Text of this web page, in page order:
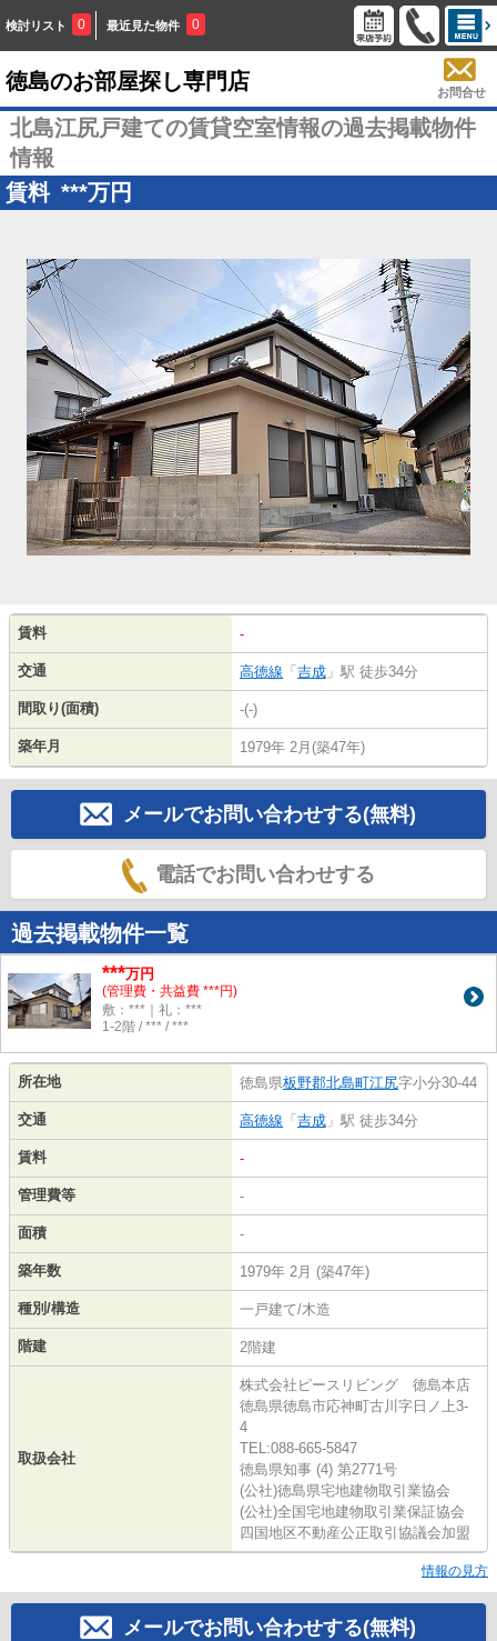
検討リスト 0 最近見た物件 0
徳島のお部屋探し専門店 お問合せ
北島江尻戸建ての賃貸空室情報の過去掲載物件
情報
賃料 ***万円
賃料 -
交通 高徳線 「 吉成 」駅 徒歩34分
間取り(面積) -(-)
築年月 1979年 2月(築47年)
メールでお問い合わせする(無料)
電話でお問い合わせする
過去掲載物件一覧
***万円
(管理費・共益費 ***円)
敷：***｜礼：***
1-2階 / *** / ***
所在地 徳島県板野郡北島町江尻字小分30-44
交通 高徳線 「 吉成 」駅 徒歩34分
賃料 -
管理費等 -
面積 -
築年数 1979年 2月 (築47年)
種別/構造 一戸建て/木造
階建 2階建
取扱会社
株式会社ピースリビング 徳島本店
徳島県徳島市応神町古川字日ノ上3-
4
TEL:088-665-5847
徳島県知事 (4) 第2771号
(公社)徳島県宅地建物取引業協会
(公社)全国宅地建物取引業保証協会
四国地区不動産公正取引協議会加盟
情報の見方
メールでお問い合わせする(無料)